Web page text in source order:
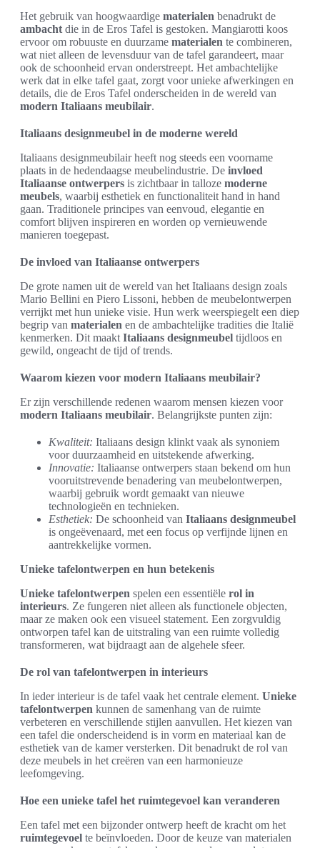
Het gebruik van hoogwaardige materialen benadrukt de
ambacht die in de Eros Tafel is gestoken. Mangiarotti koos
ervoor om robuuste en duurzame materialen te combineren,
wat niet alleen de levensduur van de tafel garandeert, maar
ook de schoonheid ervan onderstreept. Het ambachtelijke
werk dat in elke tafel gaat, zorgt voor unieke afwerkingen en
details, die de Eros Tafel onderscheiden in de wereld van
modern Italiaans meubilair.
Italiaans designmeubel in de moderne wereld
Italiaans designmeubilair heeft nog steeds een voorname
plaats in de hedendaagse meubelindustrie. De invloed
Italiaanse ontwerpers is zichtbaar in talloze moderne
meubels, waarbij esthetiek en functionaliteit hand in hand
gaan. Traditionele principes van eenvoud, elegantie en
comfort blijven inspireren en worden op vernieuwende
manieren toegepast.
De invloed van Italiaanse ontwerpers
De grote namen uit de wereld van het Italiaans design zoals
Mario Bellini en Piero Lissoni, hebben de meubelontwerpen
verrijkt met hun unieke visie. Hun werk weerspiegelt een diep
begrip van materialen en de ambachtelijke tradities die Italië
kenmerken. Dit maakt Italiaans designmeubel tijdloos en
gewild, ongeacht de tijd of trends.
Waarom kiezen voor modern Italiaans meubilair?
Er zijn verschillende redenen waarom mensen kiezen voor
modern Italiaans meubilair. Belangrijkste punten zijn:
Kwaliteit: Italiaans design klinkt vaak als synoniem
voor duurzaamheid en uitstekende afwerking.
Innovatie: Italiaanse ontwerpers staan bekend om hun
vooruitstrevende benadering van meubelontwerpen,
waarbij gebruik wordt gemaakt van nieuwe
technologieën en technieken.
Esthetiek: De schoonheid van Italiaans designmeubel
is ongeëvenaard, met een focus op verfijnde lijnen en
aantrekkelijke vormen.
Unieke tafelontwerpen en hun betekenis
Unieke tafelontwerpen spelen een essentiële rol in
interieurs. Ze fungeren niet alleen als functionele objecten,
maar ze maken ook een visueel statement. Een zorgvuldig
ontworpen tafel kan de uitstraling van een ruimte volledig
transformeren, wat bijdraagt aan de algehele sfeer.
De rol van tafelontwerpen in interieurs
In ieder interieur is de tafel vaak het centrale element. Unieke
tafelontwerpen kunnen de samenhang van de ruimte
verbeteren en verschillende stijlen aanvullen. Het kiezen van
een tafel die onderscheidend is in vorm en materiaal kan de
esthetiek van de kamer versterken. Dit benadrukt de rol van
deze meubels in het creëren van een harmonieuze
leefomgeving.
Hoe een unieke tafel het ruimtegevoel kan veranderen
Een tafel met een bijzonder ontwerp heeft de kracht om het
ruimtegevoel te beïnvloeden. Door de keuze van materialen